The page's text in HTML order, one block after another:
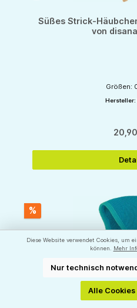
Süßes Strick-
von
Größen:
Hersteller:
%
Diese Website verwendet Cookies, um
können.
Mehr
Nur technisch
Alle